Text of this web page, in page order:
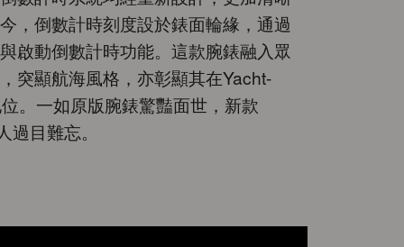
，倒數計時刻度設於錶面輪緣，通過
啟動倒數計時功能。這款腕錶融入眾
突顯航海風格，亦彰顯其在Yacht-
。一如原版腕錶驚豔面世，新款
目難忘。